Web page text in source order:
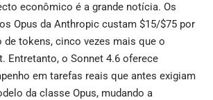
econômico é a grande notícia. Os
Opus da Anthropic custam $15/$75 por
de tokens, cinco vezes mais que o
Entretanto, o Sonnet 4.6 oferece
em tarefas reais que antes exigiam
da classe Opus, mudando a